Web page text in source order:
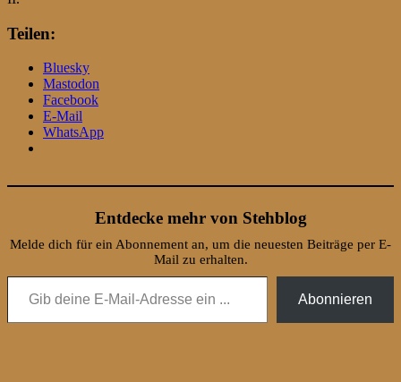
Teilen:
Bluesky
Mastodon
Facebook
E-Mail
WhatsApp
Entdecke mehr von Stehblog
Melde dich für ein Abonnement an, um die neuesten Beiträge per E-
Mail zu erhalten.
Gib deine E-Mail-Adresse ein ...
Abonnieren